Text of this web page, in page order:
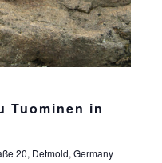
Tuominen in
20, Detmold, Germany